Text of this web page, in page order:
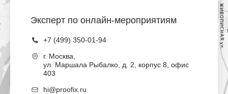
Эксперт по онлайн-мероприятиям
+7 (499) 350-01-94
г. Москва
ул. Маршала Рыбалко, д. 2, корпус 8, офис
403
hi@proofix.ru